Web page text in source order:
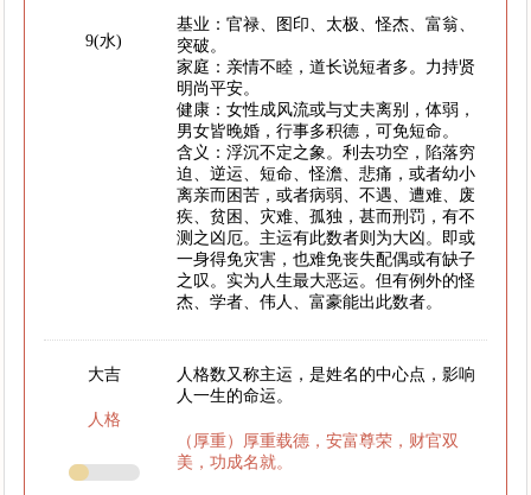
9(水)
基业：官禄、图印、太极、怪杰、富翁、
突破。
家庭：亲情不睦，道长说短者多。力持贤
明尚平安。
健康：女性成风流或与丈夫离别，体弱，
男女皆晚婚，行事多积德，可免短命。
含义：浮沉不定之象。利去功空，陷落穷
迫、逆运、短命、怪澹、悲痛，或者幼小
离亲而困苦，或者病弱、不遇、遭难、废
疾、贫困、灾难、孤独，甚而刑罚，有不
测之凶厄。主运有此数者则为大凶。即或
一身得免灾害，也难免丧失配偶或有缺子
之叹。实为人生最大恶运。但有例外的怪
杰、学者、伟人、富豪能出此数者。
大吉
人格
人格数又称主运，是姓名的中心点，影响
人一生的命运。
（厚重）厚重载德，安富尊荣，财官双
美，功成名就。